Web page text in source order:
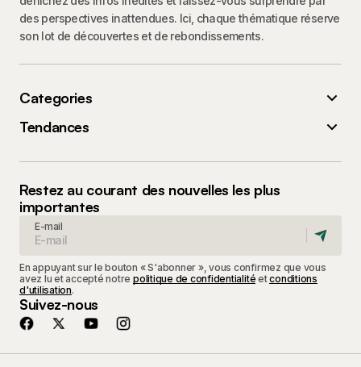
des perspectives inattendues. Ici, chaque thématique réserve
son lot de découvertes et de rebondissements.
Categories
Tendances
Restez au courant des nouvelles les plus
importantes
E-mail
En appuyant sur le bouton « S'abonner », vous confirmez que vous
avez lu et accepté notre politique de confidentialité etconditions
d'utilisation.
Suivez-nous